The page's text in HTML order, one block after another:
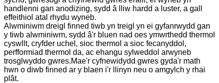
handlenni gan anodizing, sydd â lliw hardd a luster, a gall
effeithiol atal rhydu wyneb.
Alwminiwm dreigl finned tiwb yn treigl yn ei gyfanrwydd gan
y tiwb alwminiwm, sydd â'r bluen nad oes ymwrthedd thermol
cyswllt, cryfder uchel, sioc thermol a sioc fecanyddol,
perfformiad thermol da, ac ehangu sylweddol arwyneb
trosglwyddo gwres.Mae'r cyfnewidydd gwres gyda'r math
hwn o diwb finned ar y blaen i'r llinyn neu o amgylch y rhai
plât.